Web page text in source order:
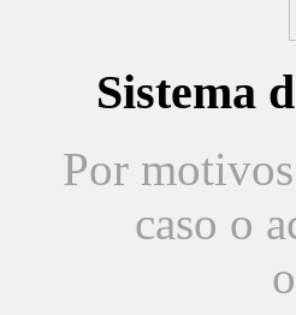
Sistema
Por
caso o